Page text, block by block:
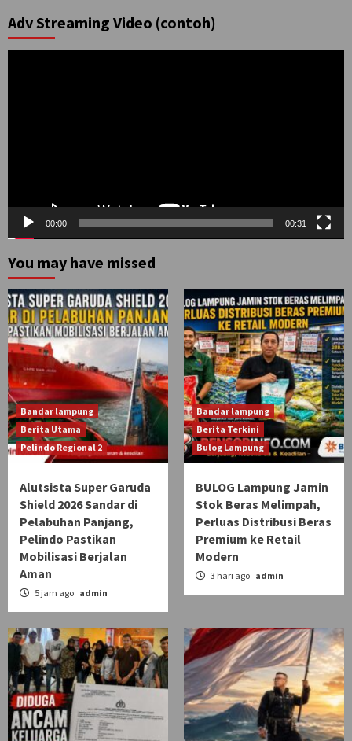
Adv Streaming Video (contoh)
00:00 00:31
You may have missed
Bandar lampung
Berita Utama
Pelindo Regional 2
Alutsista Super Garuda
Shield 2026 Sandar di
Pelabuhan Panjang,
Pelindo Pastikan
Mobilisasi Berjalan
Aman
5 jam ago admin
Bandar lampung
Berita Terkini
Bulog Lampung
BULOG Lampung Jamin
Stok Beras Melimpah,
Perluas Distribusi Beras
Premium ke Retail
Modern
3 hari ago admin